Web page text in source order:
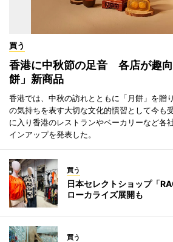
買う
香港に中秋節の足音 各店が趣
餅」新商品
香港では、中秋の訪れとともに「月餅」を贈
の気持ちを表す大切な文化的慣習として今も
に入り香港のレストランやベーカリーなど各
インアップを発表した。
買う
日本セレクトショップ「
ローカライズ展開も
買う